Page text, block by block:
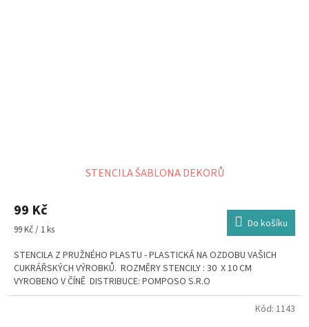
STENCILA ŠABLONA DEKORŮ
99 Kč
Měrná
99 Kč / 1 ks Do košíku
STENCILA Z PRUŽNÉHO PLASTU - PLASTICKÁ NA OZDOBU VAŠICH
CUKRÁŘSKÝCH VÝROBKŮ. ROZMĚRY STENCILY : 30 X 10 CM
VYROBENO V ČÍNĚ DISTRIBUCE: POMPOSO S.R.O
Kód: 1143